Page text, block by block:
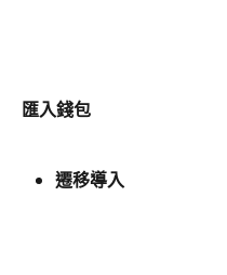
匯入錢包
遷移導入